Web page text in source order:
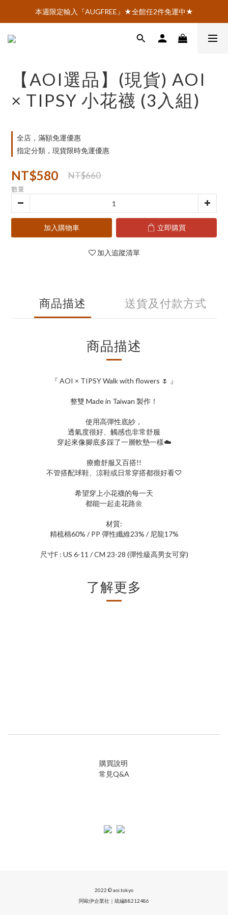
AOI.TOKYO官網會員招募中 ♡ 註冊即享$100購物金！
本週限定輸入『AUGFREE』★全館任2件免運中★
AOI.TOKYO官網會員招募中 ♡ 註冊即享$100購物金！
【AOI選品】(現貨) AOI
× TIPSY 小花襪 (3入組)
全店，滿額免運優惠
指定分類，現貨限時免運優惠
NT$580 NT$660
數量
加入購物車 立即購買
加入追蹤清單
商品描述 送貨及付款方式
商品描述
『 AOI × TIPSY Walk with flowers 🌷 』
整雙 Made in Taiwan 製作！
使用高彈性底紗，
透氣度很好、觸感也非常舒服
穿起來像腳底多踩了一層軟墊一樣☁️
療癒舒服又百搭!!
不管搭配球鞋、涼鞋或日常穿搭都很好看♡
希望穿上小花襪的每一天
都能一起走花路🌼
材質:
精梳棉60% / PP 彈性纖維23% / 尼龍17%
尺寸F : US 6-11 / CM 23-28 (彈性級高男女可穿)
了解更多
購買說明
常見Q&A
2022 © aoi.tokyo
阿歐伊企業社｜統編88212486